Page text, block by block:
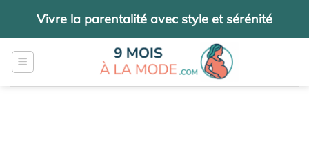
contenu
Vivre la parentalité avec style et sérénité